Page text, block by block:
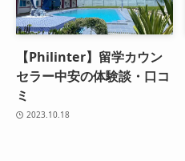
【Philinter】留学カウン
セラー中安の体験談・口コ
ミ
2023.10.18